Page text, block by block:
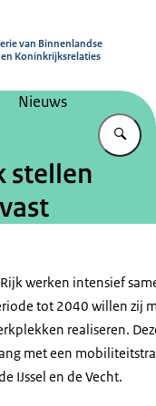
van Binnenlandse
en Koninkrijksrelaties
Nieuws
stellen
werken intensief
tot 2040 willen zij
realiseren.
met een
IJssel en de Vecht.